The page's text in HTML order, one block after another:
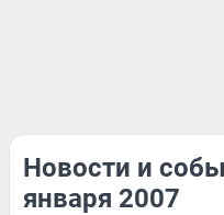
Новости и
января 2007